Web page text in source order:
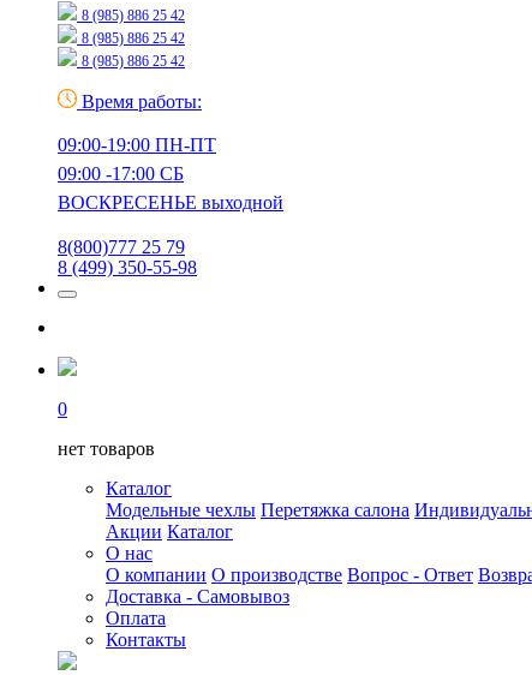
8 (985) 886 25 42
8 (985) 886 25 42
8 (985) 886 25 42
Время работы:
09:00-19:00 ПН-ПТ
09:00 -17:00 СБ
ВОСКРЕСЕНЬЕ выходной
8(800)777 25 79
8 (499) 350-55-98
0
нет товаров
Каталог
Модельные чехлы Перетяжка салона
Акции Каталог
О нас
О компании О производстве Вопрос - Ответ
Доставка - Самовывоз
Оплата
Контакты